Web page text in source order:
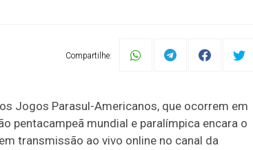
Compartilhe:
Jogos Parasul-Americanos, que ocorrem em
pentacampeã mundial e paralímpica encara o
transmissão ao vivo online no canal da